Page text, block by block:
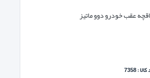
عقب خودرو دوو ماتیز
: 7358